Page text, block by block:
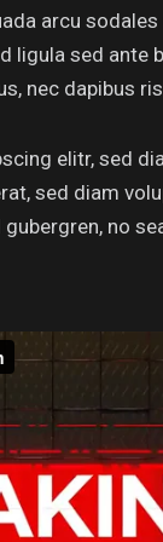
arcu
ligula sed ante
nec dapibus
elitr, sed
sed diam
no